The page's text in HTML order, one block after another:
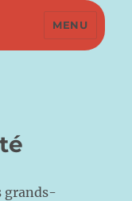
MENU
grands-